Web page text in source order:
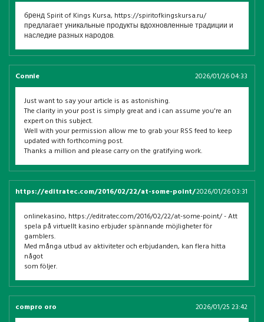
бренд Spirit of Kings Kursa, https://spiritofkingskursa.ru/
предлагает уникальные продукты вдохновленные традиции и
наследие разных народов.
Connie 2026/01/26 04:33
Just want to say your article is as astonishing.
The clarity in your post is simply great and i can assume you're an
expert on this subject.
Well with your permission allow me to grab your RSS feed to keep
updated with forthcoming post.
Thanks a million and please carry on the gratifying work.
https://editratec.com/2016/02/22/at-some-point/2026/01/26 03:31
onlinekasino, https://editratec.com/2016/02/22/at-some-point/ - Att
spela på virtuellt kasino erbjuder spännande möjligheter för
gamblers.
Med många utbud av aktiviteter och erbjudanden, kan flera hitta
något
som följer.
compro oro 2026/01/25 23:42